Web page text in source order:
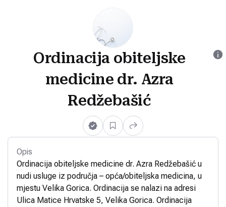
Ordinacija obiteljske
medicine dr. Azra
Redžebašić
Opis
Ordinacija obiteljske medicine dr. Azra Redžebašić u
nudi usluge iz područja – opća/obiteljska medicina, u
mjestu Velika Gorica. Ordinacija se nalazi na adresi
Ulica Matice Hrvatske 5, Velika Gorica. Ordinacija